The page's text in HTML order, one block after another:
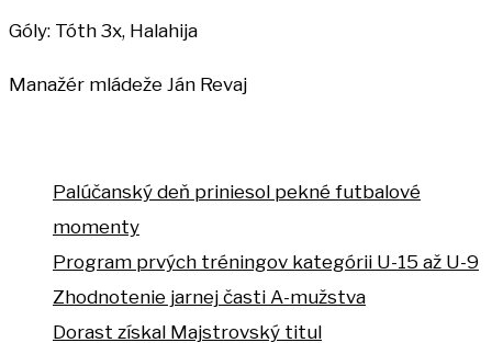
Góly: Tóth 3x, Halahija
Manažér mládeže Ján Revaj
Palúčanský deň priniesol pekné futbalové
momenty
Program prvých tréningov kategórii U-15 až U-9
Zhodnotenie jarnej časti A-mužstva
Dorast získal Majstrovský titul